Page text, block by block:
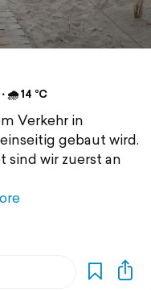
🌧 14 °C
Verkehr in
gebaut wird.
sind wir zuerst an